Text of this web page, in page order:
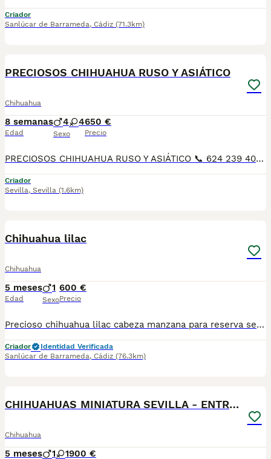
Criador
Sanlúcar de Barrameda, Cádiz (71.3km)
PRECIOSOS CHIHUAHUA RUSO Y ASIÁTICO
Chihuahua
8 semanas
Edad
4 4
Sexo
650 €
Precio
PRECIOSOS CHIHUAHUA RUSO Y ASIÁTICO 📞 624 239 408, raza pura 50 por ciento RUSO patitas corta muy chato muy lista y obediente, ideal para piso es muy cariñoso y juguetón Varios colores, cremas , bicolores . lila desde 700€ A 1200€, SEGUN COLOR Y SEXO DEL CHIHUAHUA precios reales si entráis en la wed : MUNDOCHIHUAHUA.ES TENEMOS CANICHES, CHIHUAHUA, MALTIPOL, POMERANIA, BICHON MALTES 🧾 Cartilla veterinaria 🩺 Vacunaciones y desparasitaciones al día 📄 Contrato de garantía 🚚 Envíos a toda España, 💳 Pago a la entrega, contra reembolso 📞 624 239 408 📹 Vídeos y más información por WhatsApp 🌐 MUNDOCHIHUAHUA.ES
Criador
Sevilla, Sevilla (1.6km)
Chihuahua lilac
Chihuahua
5 meses
Edad
1
Sexo
600 €
Precio
Precioso chihuahua lilac cabeza manzana para reserva se entregan con 2 meses con vacunas al dia, desparacitado y contrato QUIERES UN CHIHUAHUA? A QUE ESPERAS PA LLAMARNOS😊🐶
Criador
Identidad Verificada
Sanlúcar de Barrameda, Cádiz (76.3km)
CHIHUAHUAS MINIATURA SEVILLA - ENTREGA
Chihuahua
5 meses 1 1900 €